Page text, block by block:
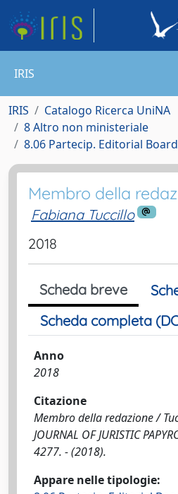
IRIS
IRIS
Catalogo Ricerca UniNA
8 Altro non ministeriale
8.06 Partecip. Editorial
Membro della
Fabiana Tuccillo
2018
Scheda breve
Scheda completa
Anno
2018
Citazione
Membro della redazione /
JOURNAL OF JURISTIC
4277. - (2018).
Appare nelle tipologie: